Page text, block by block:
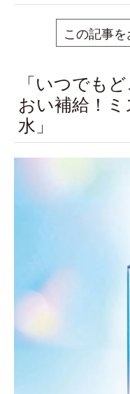
この記事
「いつでも
おい補給！
水」